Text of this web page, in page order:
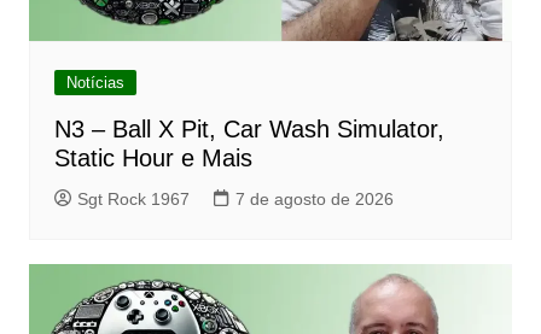
Notícias
N3 – Ball X Pit, Car Wash Simulator,
Static Hour e Mais
Sgt Rock 1967 7 de agosto de 2026